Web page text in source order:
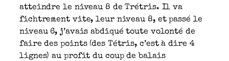
atteindre le niveau 8 de Trétris. Il va
fichtrement vite, leur niveau 8, et passé le
niveau 6, j’avais abdiqué toute volonté de
faire des points (des Tétris, c’est à dire 4
lignes) au profit du coup de balais